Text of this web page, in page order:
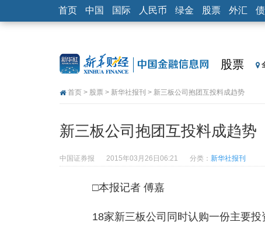
首页 中国 国际 人民币 绿金 股票 外汇
股票
首页 > 股票 > 新华社报刊 > 新三板公司抱团互投料成趋势
新三板公司抱团互投料成趋势
中国证券报 2015年03月26日06:21 分类： 新华社报刊
□本报记者 傅嘉
18家新三板公司同时认购一份主要